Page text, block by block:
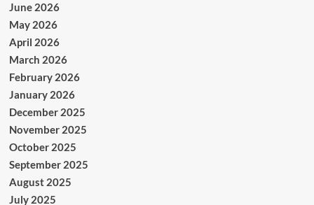
June 2026
May 2026
April 2026
March 2026
February 2026
January 2026
December 2025
November 2025
October 2025
September 2025
August 2025
July 2025